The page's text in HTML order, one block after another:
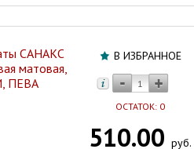
В ИЗБРАННОЕ
ОСТАТОК: 0
510.00 руб.
САНАКС
матовая,
ПЕВА